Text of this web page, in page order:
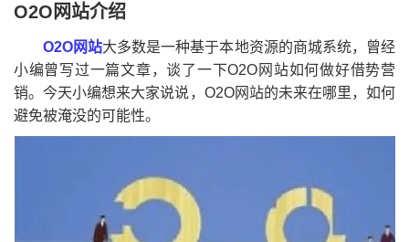
O2O网站介绍
O2O网站大多数是一种基于本地资源的商城系统，曾经
小编曾写过一篇文章，谈了一下O2O网站如何做好借势营
销。今天小编想来大家说说，O2O网站的未来在哪里，如何
避免被淹没的可能性。